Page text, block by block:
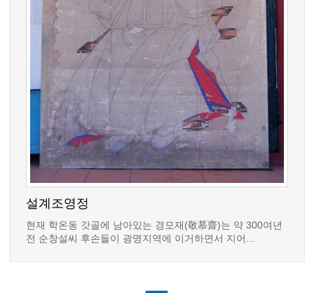
설계조영정
현재 학온동 갓골에 남아있는 경모재(敬慕齋)는 약 300여년
전 순창설씨 후손들이 광명지역에 이거하면서 지어...